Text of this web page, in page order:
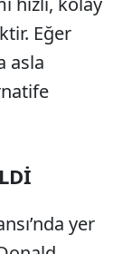
Eğer
asla
yer